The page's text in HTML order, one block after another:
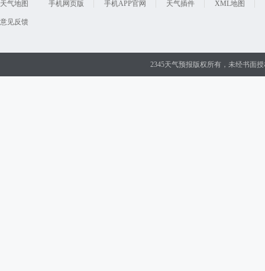
天气地图 手机网页版 手机APP官网 天气插件 XML地图
意见反馈
2345天气预报版权所有，未经书面